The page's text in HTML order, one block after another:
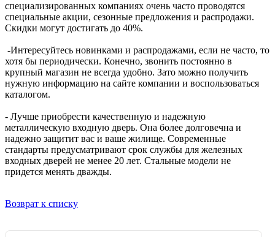
специализированных компаниях очень часто проводятся
специальные акции, сезонные предложения и распродажи.
Скидки могут достигать до 40%.
-Интересуйтесь новинками и распродажами, если не часто, то
хотя бы периодически. Конечно, звонить постоянно в
крупный магазин не всегда удобно. Зато можно получить
нужную информацию на сайте компании и воспользоваться
каталогом.
- Лучше приобрести качественную и надежную
металлическую входную дверь. Она более долговечна и
надежно защитит вас и ваше жилище. Современные
стандарты предусматривают срок службы для железных
входных дверей не менее 20 лет. Стальные модели не
придется менять дважды.
Возврат к списку